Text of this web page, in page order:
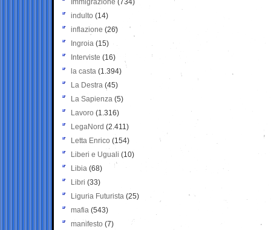
Immigrazione (734)
indulto (14)
inflazione (26)
Ingroia (15)
Interviste (16)
la casta (1.394)
La Destra (45)
La Sapienza (5)
Lavoro (1.316)
LegaNord (2.411)
Letta Enrico (154)
Liberi e Uguali (10)
Libia (68)
Libri (33)
Liguria Futurista (25)
mafia (543)
manifesto (7)